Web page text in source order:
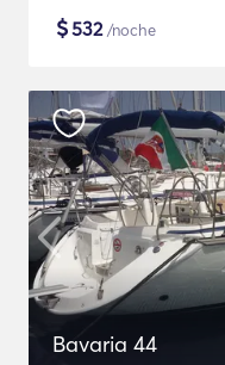
$532/noche
Bavaria 44